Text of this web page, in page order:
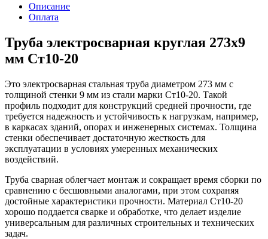
Описание
Оплата
Труба электросварная круглая 273х9
мм Ст10-20
Это электросварная стальная труба диаметром 273 мм с
толщиной стенки 9 мм из стали марки Ст10-20. Такой
профиль подходит для конструкций средней прочности, где
требуется надежность и устойчивость к нагрузкам, например,
в каркасах зданий, опорах и инженерных системах. Толщина
стенки обеспечивает достаточную жесткость для
эксплуатации в условиях умеренных механических
воздействий.
Труба сварная облегчает монтаж и сокращает время сборки по
сравнению с бесшовными аналогами, при этом сохраняя
достойные характеристики прочности. Материал Ст10-20
хорошо поддается сварке и обработке, что делает изделие
универсальным для различных строительных и технических
задач.